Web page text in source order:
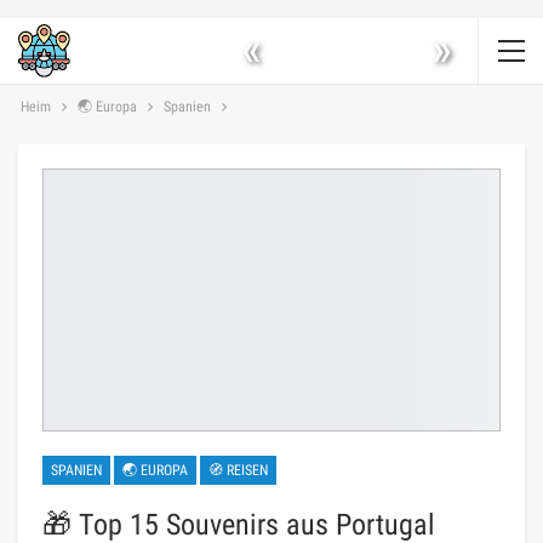
« »
Heim 🌏 Europa Spanien
SPANIEN 🌏 EUROPA 🧭 REISEN
🎁 Top 15 Souvenirs aus Portugal